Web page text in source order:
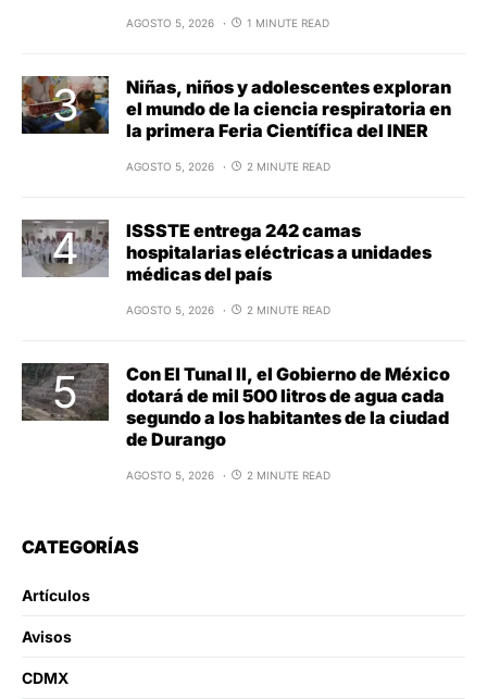
AGOSTO 5, 2026 1 MINUTE READ
Niñas, niños y adolescentes exploran
el mundo de la ciencia respiratoria en
la primera Feria Científica del INER
AGOSTO 5, 2026 2 MINUTE READ
ISSSTE entrega 242 camas
hospitalarias eléctricas a unidades
médicas del país
AGOSTO 5, 2026 2 MINUTE READ
Con El Tunal II, el Gobierno de México
dotará de mil 500 litros de agua cada
segundo a los habitantes de la ciudad
de Durango
AGOSTO 5, 2026 2 MINUTE READ
CATEGORÍAS
Artículos
Avisos
CDMX